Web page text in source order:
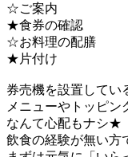
☆ご案内
★食券の確認
☆お料理の配膳
★片付け
券売機を設置してい
メニューやトッピ
なんて心配もナシ★
飲食の経験が無い